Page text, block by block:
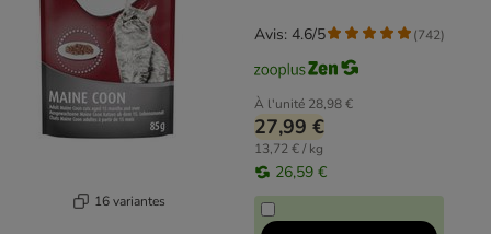
16 variantes
À l'unité 28,98 €
27,99 €
13,72 € / kg
26,59 €
Avis: 4.6/5 (742)